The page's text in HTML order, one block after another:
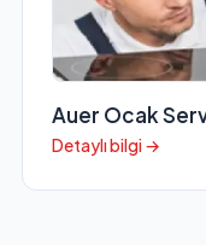
Auer Ocak
Detaylı bilgi →